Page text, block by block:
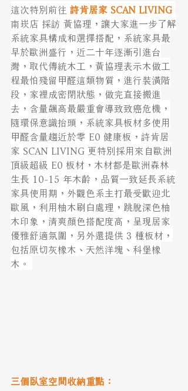
這次特別前往 詩肯居家 SCAN LIVING
南崁店 採訪 黃協理，讓大家進一步了解
系統家具構成和選擇搭配，系統家具最
早於歐洲盛行，近二十年逐漸引進台
灣，取代傳統木工，黃協理表示木做工
程最怕殘留甲醛這類物質，進行裝潢階
段，家裡成密閉狀態，做完直接搬進
去，含量飆高最嚴重會導致致癌危機，
隨環保意識抬頭，系統家具板材多使用
甲醛含量趨近於零 E0 健康板，詩肯居
家 SCAN LIVING 更特別採用來自歐洲
頂級超級 E0 板材，木材都是歐洲森林
生長 10-15 年木齡，品質一致延長系統
家具使用期，外觀色系主打最受歡迎北
歐風，利用柚木刷白處理，跳脫深色柚
木印象，清爽顏色搭配度高，呈現居家
優雅舒適氛圍，另外還提供 3 種板材，
包括原切灰橡木、天然洋塊、科堡橡
木。
三個臥室空間收納重點：